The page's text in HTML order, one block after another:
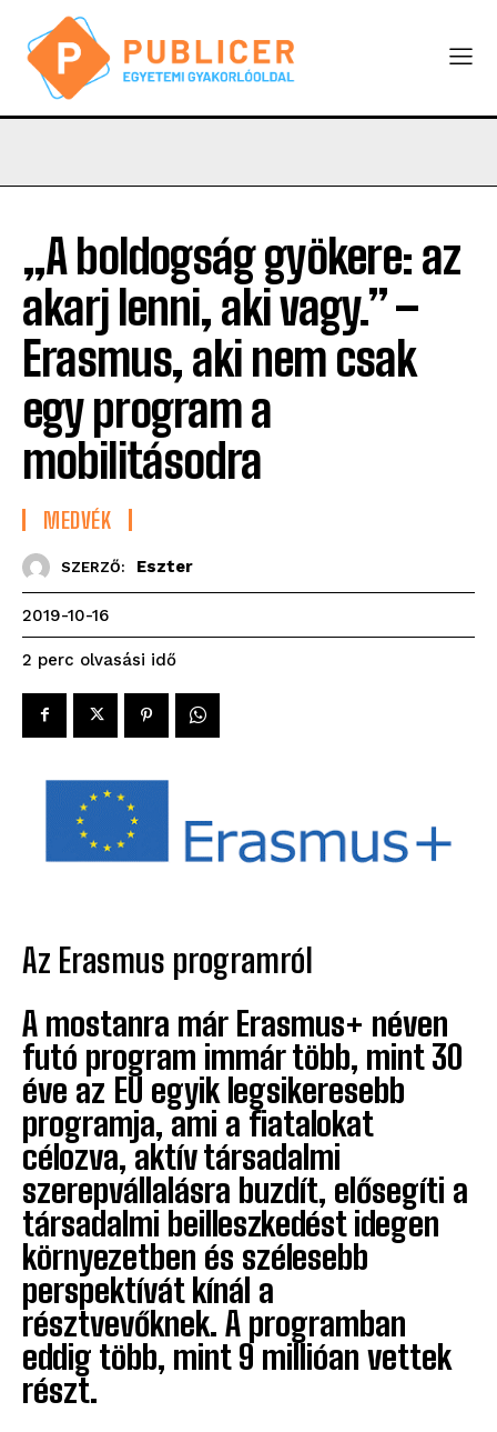
„A boldogság gyökere: az
akarj lenni, aki vagy.” –
Erasmus, aki nem csak
egy program a
mobilitásodra
MEDVÉK
SZERZŐ: Eszter
2019-10-16
2 perc olvasási idő
Az Erasmus programról
A mostanra már Erasmus+ néven
futó program immár több, mint 30
éve az EU egyik legsikeresebb
programja, ami a fiatalokat
célozva, aktív társadalmi
szerepvállalásra buzdít, elősegíti a
társadalmi beilleszkedést idegen
környezetben és szélesebb
perspektívát kínál a
résztvevőknek. A programban
eddig több, mint 9 millióan vettek
részt.